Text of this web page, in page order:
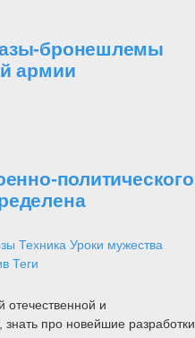
бронешлемы
армии
политического
Техника Уроки мужества
Теги
отечественной и
про новейшие разработки